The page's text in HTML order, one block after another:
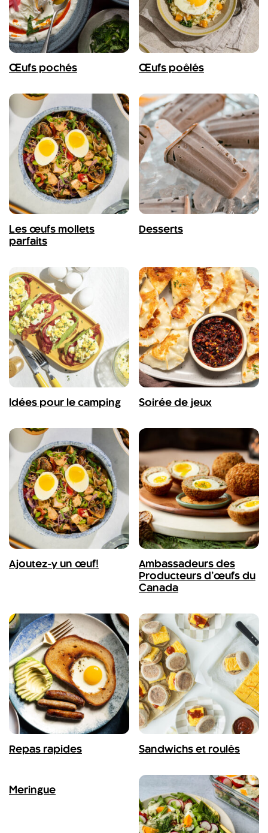
Œufs pochés Œufs poêlés
Les œufs mollets
parfaits
Desserts
Idées pour le camping Soirée de jeux
Ajoutez-y un œuf!
Ambassadeurs des
Producteurs d’œufs du
Canada
Repas rapides Sandwichs et roulés
Meringue